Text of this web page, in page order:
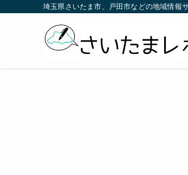
埼玉県さいたま市、戸田市などの地域情報